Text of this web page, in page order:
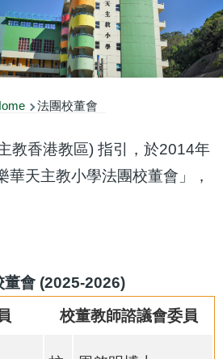
法團校董會
教香港教區) 指引，於2014年
華天主教小學法團校董會」，
董會 (2025-2026)
校董教師諮議會委員